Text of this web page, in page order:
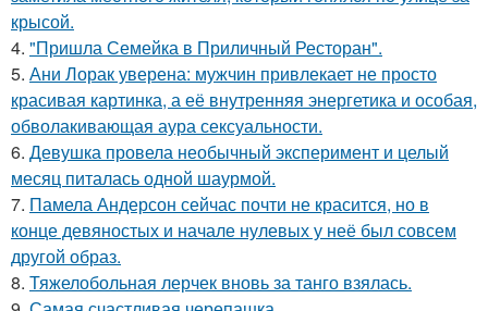
крысой.
4. "Пришла Семейка в Приличный Ресторан".
5. Ани Лорак уверена: мужчин привлекает не просто
красивая картинка, а её внутренняя энергетика и особая,
обволакивающая аура сексуальности.
6. Девушка провела необычный эксперимент и целый
месяц питалась одной шаурмой.
7. Памела Андерсон сейчас почти не красится, но в
конце девяностых и начале нулевых у неё был совсем
другой образ.
8. Тяжелобольная лерчек вновь за танго взялась.